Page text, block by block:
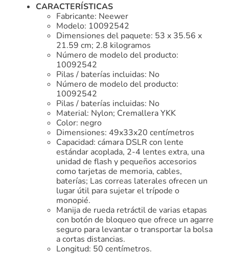
CARACTERÍSTICAS
Fabricante: Neewer
Modelo: 10092542
Dimensiones del paquete: 53 x 35.56 x
21.59 cm; 2.8 kilogramos
Número de modelo del producto:
10092542
Pilas / baterías incluidas: No
Número de modelo del producto:
10092542
Pilas / baterías incluidas: No
Material: Nylon; Cremallera YKK
Color: negro
Dimensiones: 49x33x20 centímetros
Capacidad: cámara DSLR con lente
estándar acoplada, 2-4 lentes extra, una
unidad de flash y pequeños accesorios
como tarjetas de memoria, cables,
baterías; Las correas laterales ofrecen un
lugar útil para sujetar el trípode o
monopié.
Manija de rueda retráctil de varias etapas
con botón de bloqueo que ofrece un agarre
seguro para levantar o transportar la bolsa
a cortas distancias.
Longitud: 50 centímetros.